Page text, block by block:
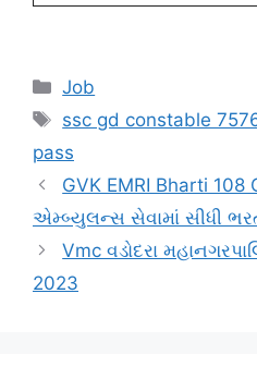
Categories
Job
Tags
ssc gd constable
pass
GVK EMRI Bharti 108
એમ્બ્યુલન્સ સેવામાં સીધી
Vmc વડોદરા
2023